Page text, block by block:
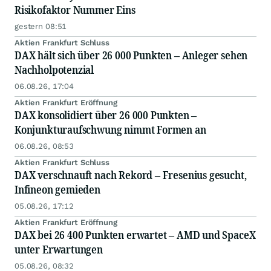
Risikofaktor Nummer Eins
gestern 08:51
Aktien Frankfurt Schluss
DAX hält sich über 26 000 Punkten – Anleger sehen
Nachholpotenzial
06.08.26, 17:04
Aktien Frankfurt Eröffnung
DAX konsolidiert über 26 000 Punkten –
Konjunkturaufschwung nimmt Formen an
06.08.26, 08:53
Aktien Frankfurt Schluss
DAX verschnauft nach Rekord – Fresenius gesucht,
Infineon gemieden
05.08.26, 17:12
Aktien Frankfurt Eröffnung
DAX bei 26 400 Punkten erwartet – AMD und SpaceX
unter Erwartungen
05.08.26, 08:32